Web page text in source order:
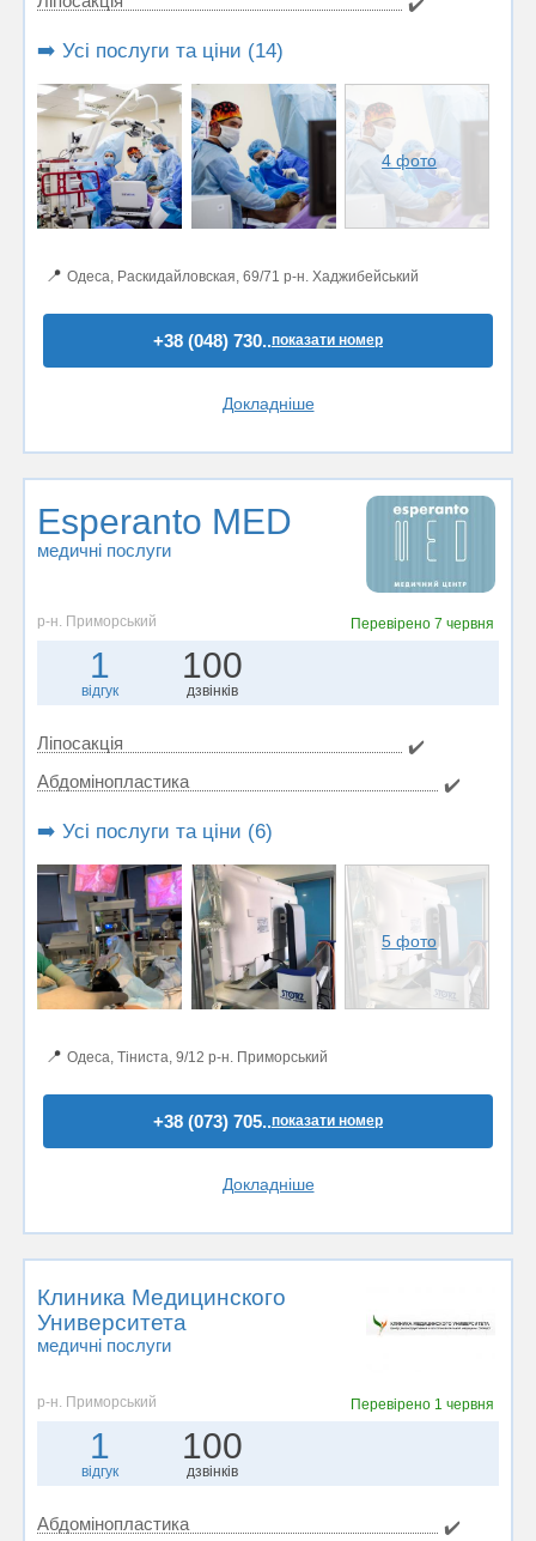
➡️ Усі послуги та ціни (14)
4 фото
📍 Одеса, Раскидайловская, 69/71 р-н. Хаджибейський
+38 (048) 730..показати номер
Докладніше
Esperanto MED
медичні послуги
р-н. Приморський Перевірено 7 червня
1
відгук
100
дзвінків
Ліпосакція
✔️
Абдомінопластика
✔️
➡️ Усі послуги та ціни (6)
5 фото
📍 Одеса, Тіниста, 9/12 р-н. Приморський
+38 (073) 705..показати номер
Докладніше
Клиника Медицинского
Университета
медичні послуги
р-н. Приморський Перевірено 1 червня
1
відгук
100
дзвінків
Абдомінопластика ✔️